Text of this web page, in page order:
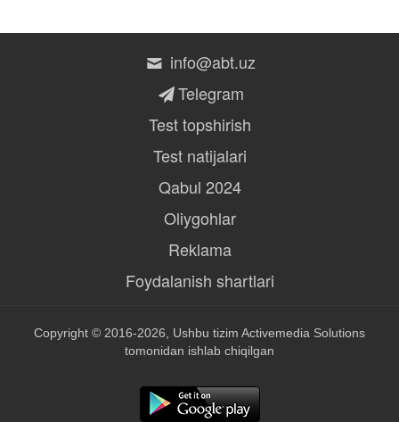
info@abt.uz
Telegram
Test topshirish
Test natijalari
Qabul 2024
Oliygohlar
Reklama
Foydalanish shartlari
Copyright © 2016-2026, Ushbu tizim Activemedia Solutions
tomonidan ishlab chiqilgan